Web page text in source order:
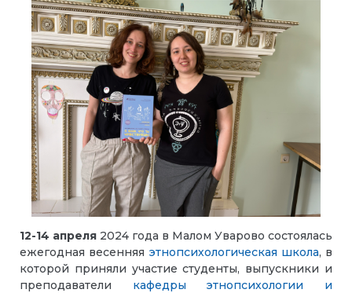
12-14 апреля 2024 года в Малом Уварово состоялась
ежегодная весенняя этнопсихологическая школа, в
которой приняли участие студенты, выпускники и
преподаватели кафедры этнопсихологии и